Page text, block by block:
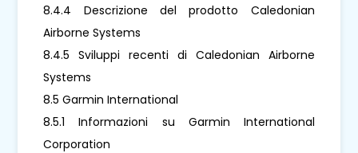
8.4.4 Descrizione del prodotto Caledonian
Airborne Systems
8.4.5 Sviluppi recenti di Caledonian Airborne
Systems
8.5 Garmin International
8.5.1 Informazioni su Garmin International
Corporation